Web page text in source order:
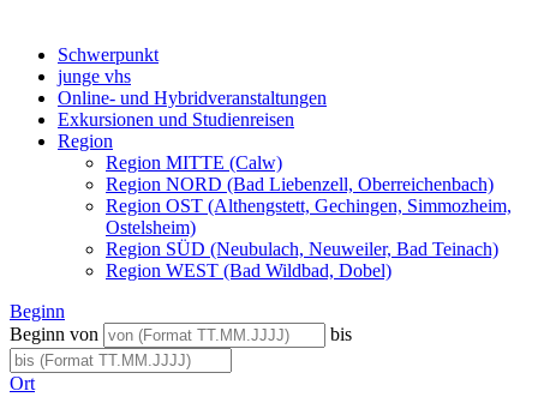
Schwerpunkt
junge vhs
Online- und Hybridveranstaltungen
Exkursionen und Studienreisen
Region
Region MITTE (Calw)
Region NORD (Bad Liebenzell, Oberreichenbach)
Region OST (Althengstett, Gechingen, Simmozheim,
Ostelsheim)
Region SÜD (Neubulach, Neuweiler, Bad Teinach)
Region WEST (Bad Wildbad, Dobel)
Beginn
Beginn von
bis
Ort